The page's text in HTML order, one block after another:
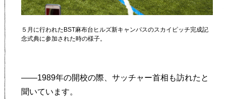
５月に行われたBST麻布台ヒルズ新キャンパスのスカイピッチ完成記
念式典に参加された時の様子。
——1989年の開校の際、サッチャー首相も訪れたと
聞いています。